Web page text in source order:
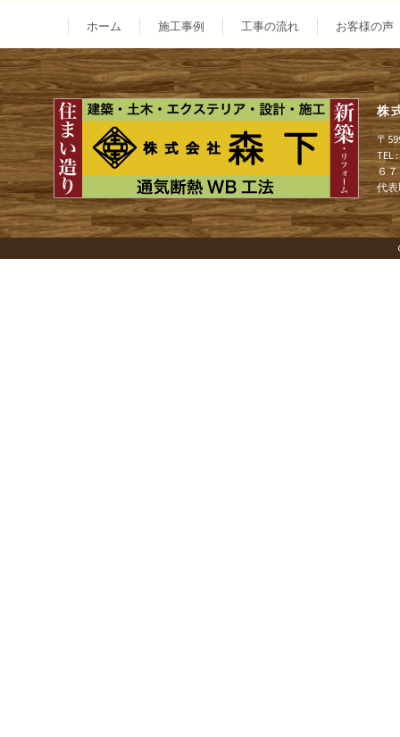
稿
ナ
ビ
ゲ
ー
ホーム 施工事例 工事の流れ お客様の声
株
〒
TEL
６
代